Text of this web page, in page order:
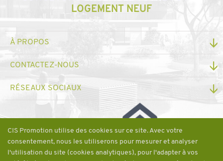
LOGEMENT NEUF
À PROPOS
CONTACTEZ-NOUS
RÉSEAUX SOCIAUX
Une société du
CIS Promotion utilise des cookies sur ce site. Avec votre
consentement, nous les utiliserons pour mesurer et analyser
l'utilisation du site (cookies analytiques), pour l'adapter à vos